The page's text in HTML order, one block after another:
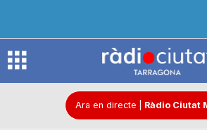
R
Ara en directe Ràdio Ciutat